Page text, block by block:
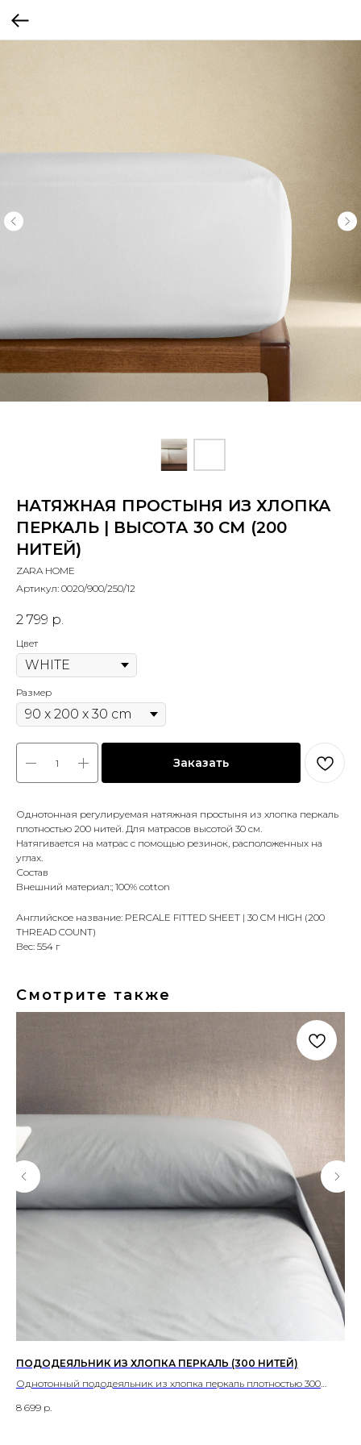
НАТЯЖНАЯ ПРОСТЫНЯ ИЗ ХЛОПКА
ПЕРКАЛЬ | ВЫСОТА 30 СМ (200
НИТЕЙ)
ZARA HOME
Артикул: 0020/900/250/12
2 799 р.
Цвет
Размер
Заказать
Однотонная регулируемая натяжная простыня из хлопка перкаль
плотностью 200 нитей. Для матрасов высотой 30 см.
Натягивается на матрас с помощью резинок, расположенных на
углах.
Состав
Внешний материал:; 100% cotton
Английское название: PERCALE FITTED SHEET | 30 CM HIGH (200
THREAD COUNT)
Вес: 554 г
Смотрите также
ПОДОДЕЯЛЬНИК ИЗ ХЛОПКА ПЕРКАЛЬ (300 НИТЕЙ)
Однотонный пододеяльник из хлопка перкаль плотностью 300
8 699 р.